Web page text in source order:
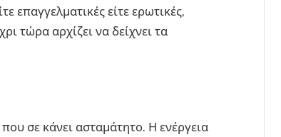
επαγγελματικές είτε ερωτικές,
τώρα αρχίζει να δείχνει τα
σε κάνει ασταμάτητο. Η ενέργεια